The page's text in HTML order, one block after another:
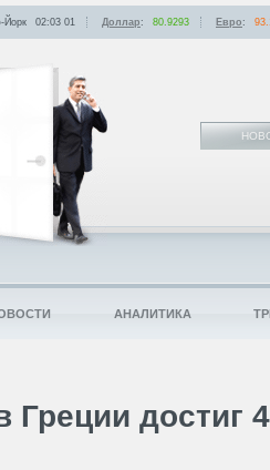
Греции достиг
Йорк 02:03 01 Доллар: 80.9293 Евро:
АНАЛИТИКА